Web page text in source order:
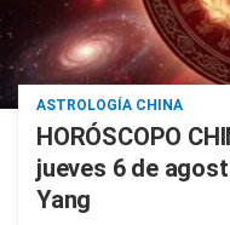
ASTROLOGÍA CHINA
HORÓSCOPO
jueves 6 de
Yang